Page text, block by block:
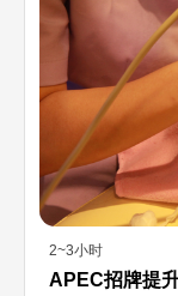
2~3小时
APEC招牌提